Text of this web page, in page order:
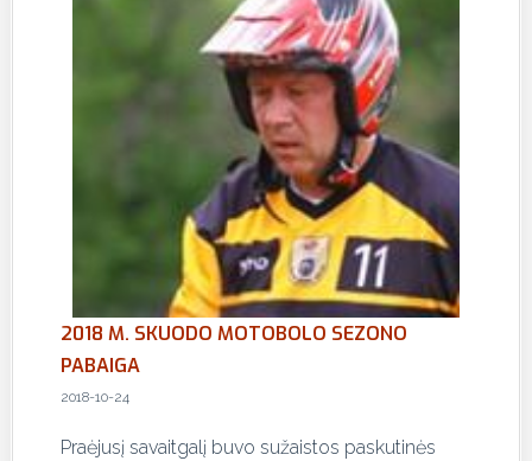
2018 M. SKUODO MOTOBOLO SEZONO
PABAIGA
2018-10-24
Praėjusį savaitgalį buvo sužaistos paskutinės